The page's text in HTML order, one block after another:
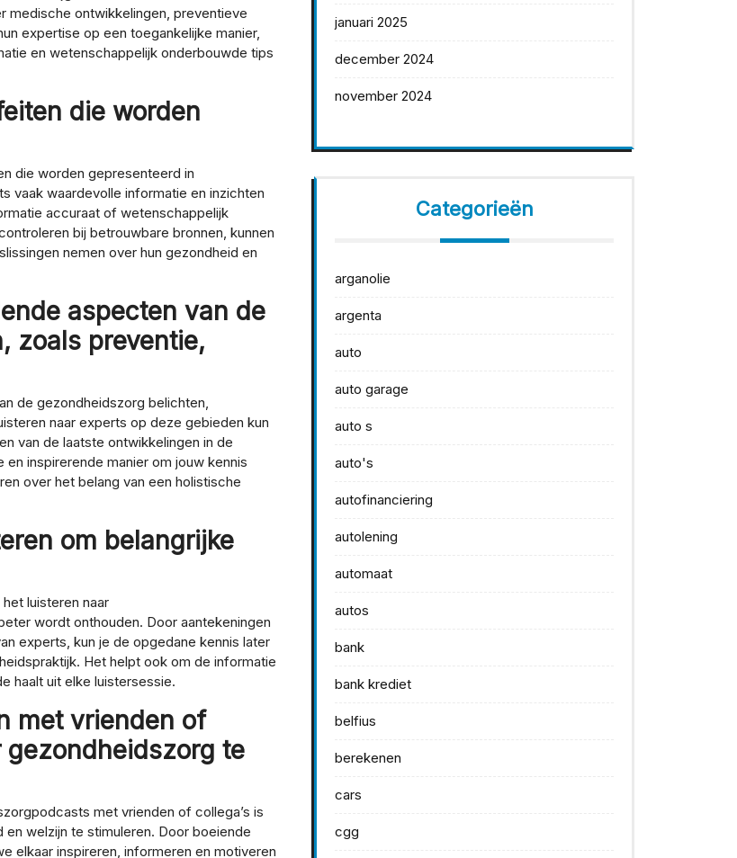
medische ontwikkelingen, preventieve
expertise op een toegankelijke manier,
en wetenschappelijk onderbouwde tips
die worden
die worden gepresenteerd in
vaak waardevolle informatie en inzichten
accuraat of wetenschappelijk
bij betrouwbare bronnen, kunnen
nemen over hun gezondheid en
aspecten van de
zoals preventie,
de gezondheidszorg belichten,
naar experts op deze gebieden kun
van de laatste ontwikkelingen in de
inspirerende manier om jouw kennis
over het belang van een holistische
om belangrijke
luisteren naar
wordt onthouden. Door aantekeningen
experts, kun je de opgedane kennis later
Het helpt ook om de informatie
haalt uit elke luistersessie.
met vrienden of
gezondheidszorg te
met vrienden of collega’s is
welzijn te stimuleren. Door boeiende
elkaar inspireren, informeren en motiveren
januari 2025
december 2024
november 2024
Categorieën
arganolie
argenta
auto
auto garage
auto s
auto's
autofinanciering
autolening
automaat
autos
bank
bank krediet
belfius
berekenen
cars
cgg